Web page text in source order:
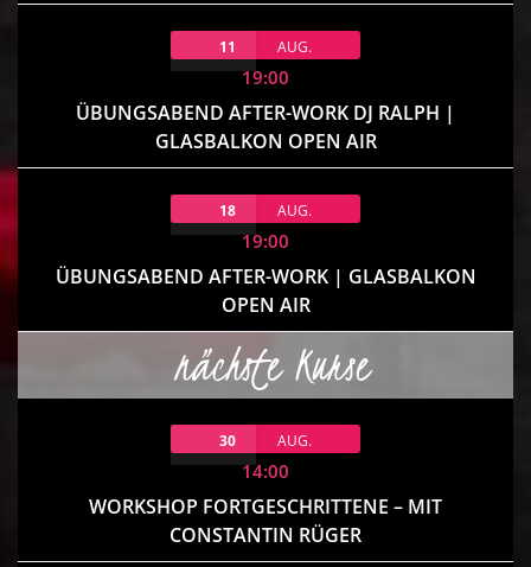
11 AUG.
19:00
ÜBUNGSABEND AFTER-WORK DJ RALPH |
GLASBALKON OPEN AIR
18 AUG.
19:00
ÜBUNGSABEND AFTER-WORK | GLASBALKON
OPEN AIR
nächste Kurse
30 AUG.
14:00
WORKSHOP FORTGESCHRITTENE – MIT
CONSTANTIN RÜGER